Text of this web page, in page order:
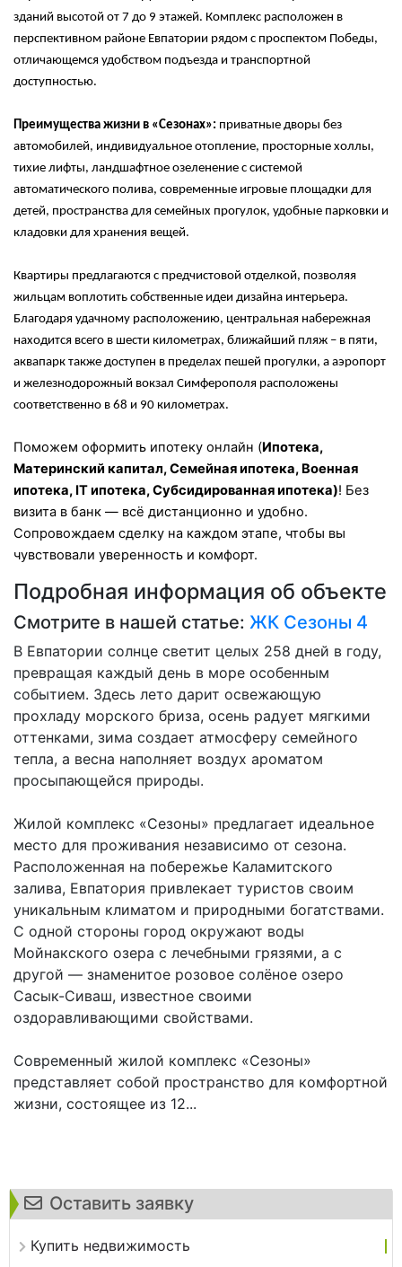
Оставить заявку
Купить недвижимость
зданий высотой от 7 до 9 этажей. Комплекс расположен в
перспективном районе Евпатории рядом с проспектом Победы,
отличающемся удобством подъезда и транспортной
доступностью.
Преимущества жизни в «Сезонах»: приватные дворы без
автомобилей, индивидуальное отопление, просторные холлы,
тихие лифты, ландшафтное озеленение с системой
автоматического полива, современные игровые площадки для
детей, пространства для семейных прогулок, удобные парковки и
кладовки для хранения вещей.
Квартиры предлагаются с предчистовой отделкой, позволяя
жильцам воплотить собственные идеи дизайна интерьера.
Благодаря удачному расположению, центральная набережная
находится всего в шести километрах, ближайший пляж – в пяти,
аквапарк также доступен в пределах пешей прогулки, а аэропорт
и железнодорожный вокзал Симферополя расположены
соответственно в 68 и 90 километрах.
Поможем оформить ипотеку онлайн (Ипотека,
Материнский капитал, Семейная ипотека, Военная
ипотека, IT ипотека, Субсидированная ипотека)! Без
визита в банк — всё дистанционно и удобно.
Сопровождаем сделку на каждом этапе, чтобы вы
чувствовали уверенность и комфорт.
Подробная информация об объекте
Смотрите в нашей статье: ЖК Сезоны 4
В Евпатории солнце светит целых 258 дней в году,
превращая каждый день в море особенным
событием. Здесь лето дарит освежающую
прохладу морского бриза, осень радует мягкими
оттенками, зима создает атмосферу семейного
тепла, а весна наполняет воздух ароматом
просыпающейся природы.
Жилой комплекс «Сезоны» предлагает идеальное
место для проживания независимо от сезона.
Расположенная на побережье Каламитского
залива, Евпатория привлекает туристов своим
уникальным климатом и природными богатствами.
С одной стороны город окружают воды
Мойнакского озера с лечебными грязями, а с
другой — знаменитое розовое солёное озеро
Сасык-Сиваш, известное своими
оздоравливающими свойствами.
Современный жилой комплекс «Сезоны»
представляет собой пространство для комфортной
жизни, состоящее из 12...